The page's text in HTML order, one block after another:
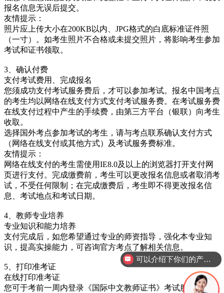
报名信息无误后提交。
友情提示：
照片应上传大小在200KB以内、JPG格式的白底标准证件照
（一寸）。如考生照片不合格或未提交照片，将影响考生参加
考试和证书领取。
3、确认付费
支付考试费用、完成报名
您须成功支付考试服务费后，才可以参加考试。报名中国考点
的考生均以网络在线支付方式支付考试服务费。在考试服务费
在线支付过程中产生的手续费，由第三方平台（银联）向考生
收取。
选择国外考点参加考试的考生，请与考点联系确认支付方式
（网络在线支付或其他方式）及考试服务费标准。
友情提示：
网络在线支付的考生需使用IE8.0及以上的浏览器打开支付网
页进行支付。完成缴费前，考生可以更改报名信息或者取消考
试，不受任何限制；在完成缴费后，考生即不得更改报名信
息、考试地点和考试日期。
4、教师专业培养
专业知识和能力培养
支付完成后，如您希望通过专业的师资指导，强化本专业知
识，提高实操能力，可咨询官方考点了解相关信息。
5、打印准考证
在线打印准考证
您可于考前一周内登录《国际中文教师证书》考试服务网个人
可以介绍下你们的产品么？